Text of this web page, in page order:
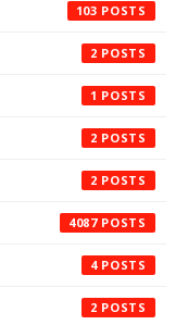
103
2
1
2
2
4087
4
2